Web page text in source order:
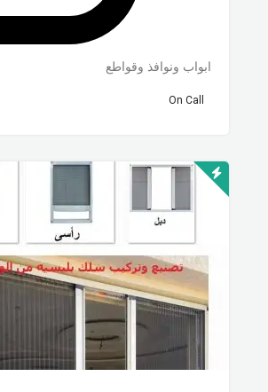
ابواب ونوافذ وقواطع
On Call